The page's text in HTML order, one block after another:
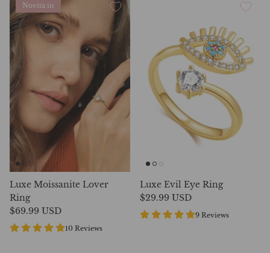
Novità in
Luxe Moissanite Lover
Ring
$69.99 USD
10 Reviews
Luxe Evil Eye Ring
$29.99 USD
9 Reviews